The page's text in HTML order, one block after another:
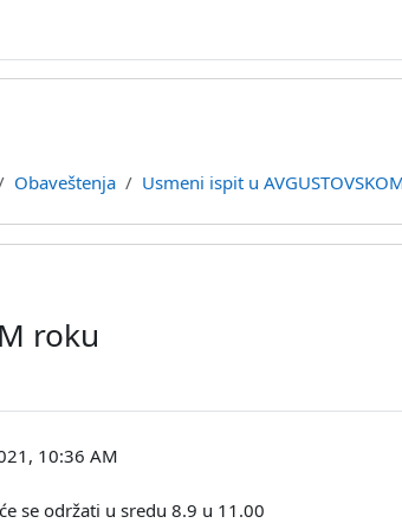
Obaveštenja Usmeni ispit u
roku
10:36 AM
se održati u sredu 8.9 u 11.00